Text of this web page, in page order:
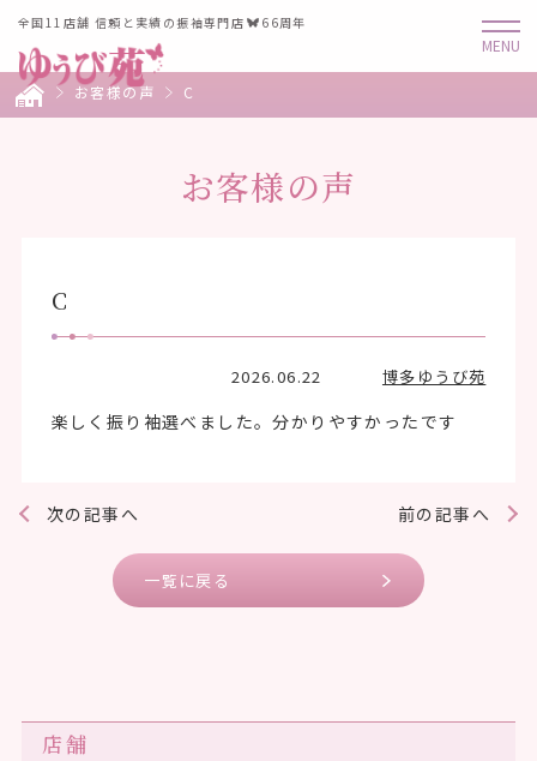
全国11店舗 信頼と実績の振袖専門店 66周年
お客様の声 C
お客様の声
C
2026.06.22 博多ゆうび苑
楽しく振り袖選べました。分かりやすかったです
前の記事へ
次の記事へ
一覧に戻る
店舗